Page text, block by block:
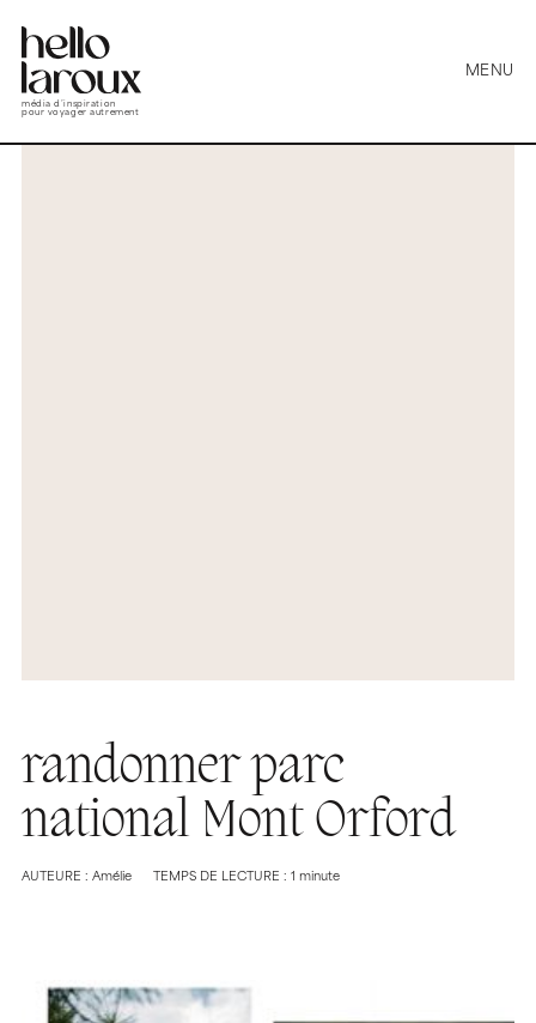
média d’inspiration
pour voyager autrement
MENU
randonner parc
national Mont Orford
AUTEURE : Amélie TEMPS DE LECTURE : 1 minute